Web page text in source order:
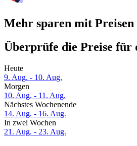
Mehr sparen mit
Überprüfe die Preise für
Heute
9. Aug. - 10. Aug.
Morgen
10. Aug. - 11. Aug.
Nächstes Wochenende
14. Aug. - 16. Aug.
In zwei Wochen
21. Aug. - 23. Aug.